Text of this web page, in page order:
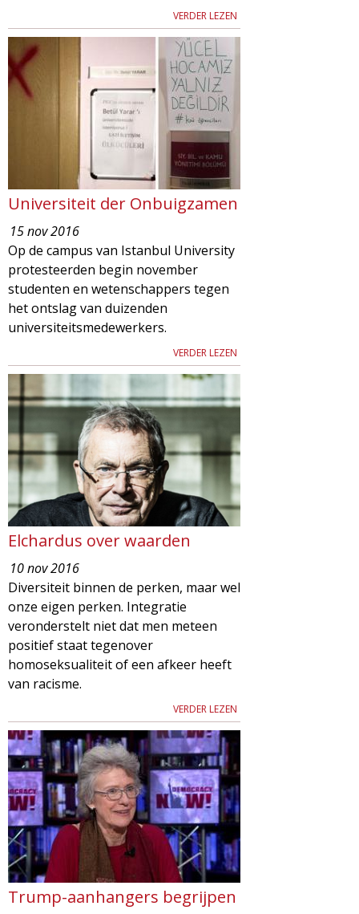
VERDER LEZEN
Universiteit der Onbuigzamen
15 nov 2016
Op de campus van Istanbul University
protesteerden begin november
studenten en wetenschappers tegen
het ontslag van duizenden
universiteitsmedewerkers.
VERDER LEZEN
Elchardus over waarden
10 nov 2016
Diversiteit binnen de perken, maar wel
onze eigen perken. Integratie
veronderstelt niet dat men meteen
positief staat tegenover
homoseksualiteit of een afkeer heeft
van racisme.
VERDER LEZEN
Trump-aanhangers begrijpen